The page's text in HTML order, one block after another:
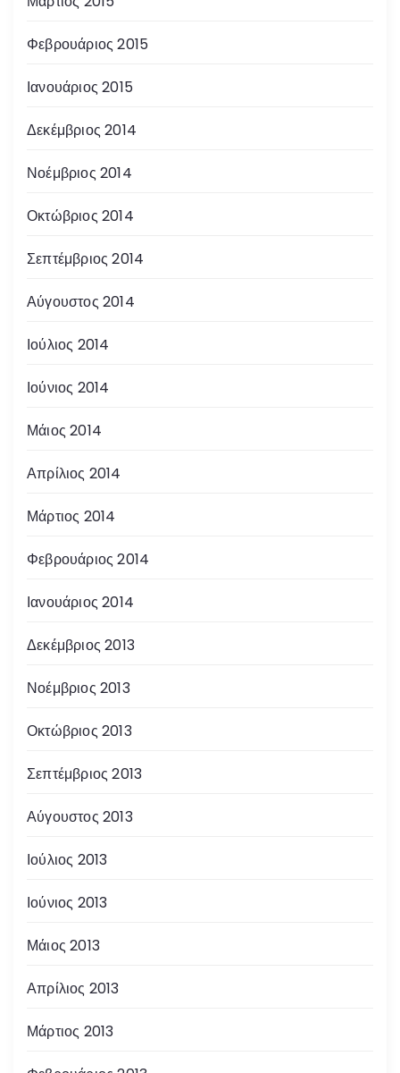
Φεβρουάριος 2015
Ιανουάριος 2015
Δεκέμβριος 2014
Νοέμβριος 2014
Οκτώβριος 2014
Σεπτέμβριος 2014
Αύγουστος 2014
Ιούλιος 2014
Ιούνιος 2014
Μάιος 2014
Απρίλιος 2014
Μάρτιος 2014
Φεβρουάριος 2014
Ιανουάριος 2014
Δεκέμβριος 2013
Νοέμβριος 2013
Οκτώβριος 2013
Σεπτέμβριος 2013
Αύγουστος 2013
Ιούλιος 2013
Ιούνιος 2013
Μάιος 2013
Απρίλιος 2013
Μάρτιος 2013